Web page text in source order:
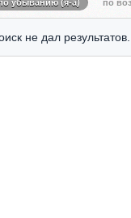
убыванию (я-а)
по
не дал результатов.